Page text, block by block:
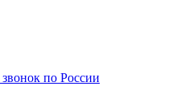
по России